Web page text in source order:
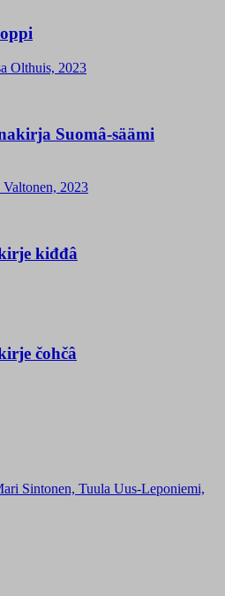
Olthuis, 2023
Suomâ-säämi
2023
kiđđâ
čohčâ
Sintonen, Tuula Uus-Leponiemi,